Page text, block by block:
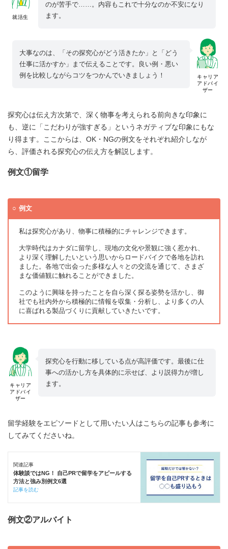
就活生
のが苦手で……。内容もこれで十分なのか不安になり
ます。
キャリア
アドバイ
ザー
大事なのは、「その探究心がどう活きたか」と「どう
仕事に活かすか」まで伝えることです。良い例・悪い
例を比較しながらコツをつかんでいきましょう！
探究心は伝え方次第で、深く物事を考えられる前向きな印象に
も、逆に「こだわりが強すぎる」というネガティブな印象にもな
り得ます。ここからは、OK・NGの例文をそれぞれ紹介しなが
ら、評価される探究心の伝え方を解説します。
例文①留学
例文
私は探究心があり、物事に積極的にチャレンジできます。
大学時代はカナダに留学し、現地の文化や景観に強く惹かれ、
より深く理解したいという思いからロードバイクで各地を訪れ
ました。各地で出会った多様な人々との交流を通じて、さまざ
まな価値観に触れることができました。
このように興味を持ったことを自ら深く探る姿勢を活かし、御
社でも社内外から積極的に情報を収集・分析し、より多くの人
に喜ばれる製品づくりに貢献していきたいです。
キャリア
アドバイ
ザー
探究心を行動に移している点が高評価です。最後に仕
事への活かし方を具体的に示せば、より説得力が増し
ます。
留学経験をエピソードとして用いたい人はこちらの記事も参考に
してみてくださいね。
関連記事
体験談ではNG！ 自己PRで留学をアピールする
方法と強み別例文6選
記事を読む
例文②アルバイト